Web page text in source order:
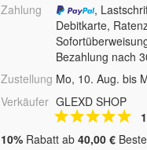
Zahlung
,
Debitkarte,
Bezahlung nach
Zustellung Mo, 10. Aug. bis
Verkäufer GLEXD SHOP
10% Rabatt ab 40,00 €